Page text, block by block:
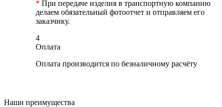
* При передаче изделия в транспортную компанию
делаем обязательный фотоотчет и отправляем его
заказчику.
4
Оплата
Оплата производится по безналичному расчёту
Наши преимущества